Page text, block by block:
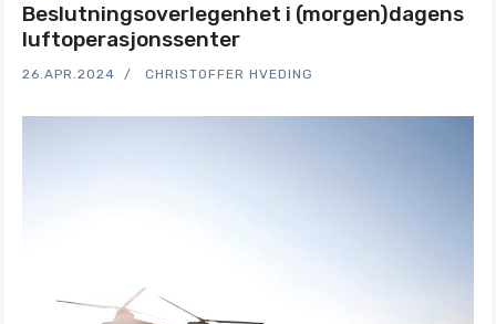
Beslutningsoverlegenhet i (morgen)dagens
luftoperasjonssenter
26.APR.2024 CHRISTOFFER HVEDING